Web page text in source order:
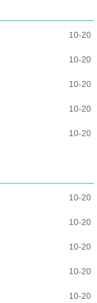
10-20
10-20
10-20
10-20
10-20
10-20
10-20
10-20
10-20
10-20